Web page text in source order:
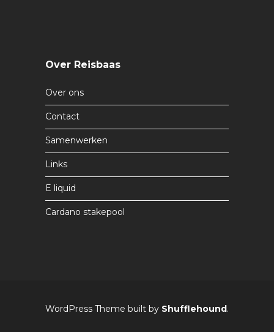
Over Reisbaas
Over ons
Contact
Samenwerken
Links
E liquid
Cardano stakepool
WordPress Theme built by Shufflehound.